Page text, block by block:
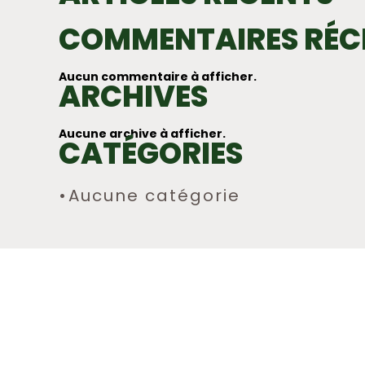
COMMENTAIRES
Aucun commentaire à afficher.
ARCHIVES
Aucune archive à afficher.
CATÉGORIES
Aucune catégorie